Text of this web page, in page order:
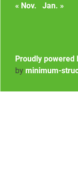
« Nov. Jan. »
Proudly powered
by minimum-